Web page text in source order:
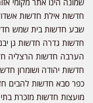
חדשות אילת חדשות
שבע חדשות בית שמש
חדשות גדרה חדשות גן
הערבה חדשות הרצליה
חדשות יהודה ושומרון
כפר סבא חדשות להבים
מועצות חדשות מזכרת